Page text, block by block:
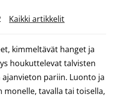
Kaikki artikkelit
kimmeltävät hanget ja
houkuttelevat talvisten
pariin. Luonto ja
tavalla tai toisella,